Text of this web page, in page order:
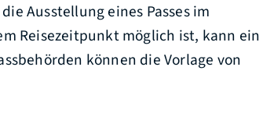
Ausstellung eines Passes im
Reisezeitpunkt möglich ist, kann ein
können die Vorlage von